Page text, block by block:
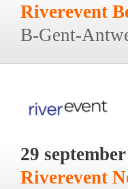
Riverevent
B-Gent-
29
Riverevent